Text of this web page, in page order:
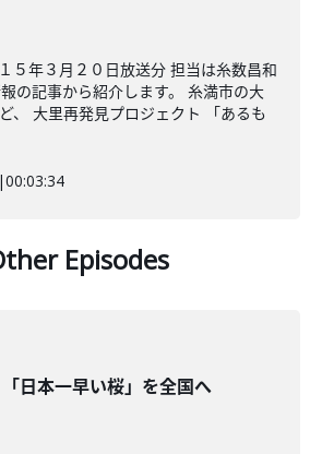
５年３月２０日放送分 担当は糸数昌和
の記事から紹介します。 糸満市の大
、 大里再発見プロジェクト 「あるも
|00:03:34
Episodes
「日本一早い桜」を全国へ